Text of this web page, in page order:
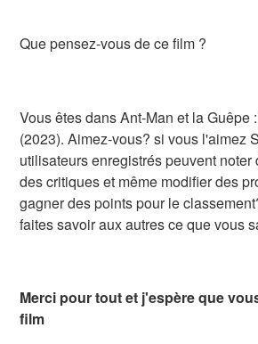
Que pensez-vous de ce film ?
Vous êtes dans Ant-Man et la Guêpe
(2023). Aimez-vous? si vous l'aimez
utilisateurs enregistrés peuvent noter
des critiques et même modifier des
gagner des points pour le
faites savoir aux autres ce que vous
Merci pour tout et j'espère que
film